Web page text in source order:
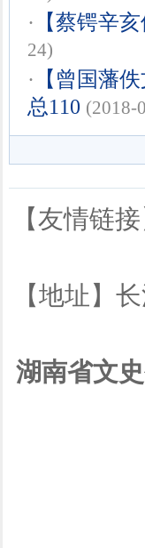
· 【蔡锷辛
24)
· 【曾国藩
总110 (2018-
【友情链接
【地址】
湖南省文